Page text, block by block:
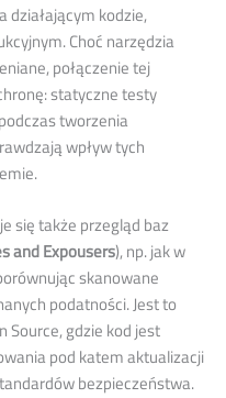
działającym kodzie,
Choć narzędzia
połączenie tej
statyczne testy
tworzenia
wpływ tych
się także przegląd baz
and Expousers), np. jak w
skanowane
podatności. Jest to
Source, gdzie kod jest
pod katem aktualizacji
bezpieczeństwa.